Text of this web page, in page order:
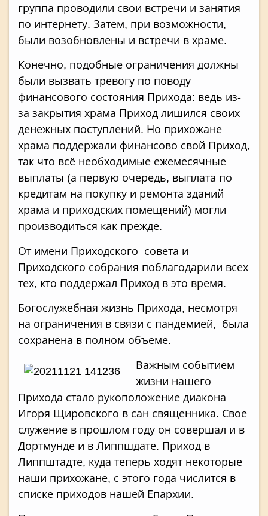
группа проводили свои встречи и занятия
по интернету. Затем, при возможности,
были возобновлены и встречи в храме.
Конечно, подобные ограничения должны
были вызвать тревогу по поводу
финансового состояния Прихода: ведь из-
за закрытия храма Приход лишился своих
денежных поступлений. Но прихожане
храма поддержали финансово свой Приход,
так что всё необходимые ежемесячные
выплаты (а первую очередь, выплата по
кредитам на покупку и ремонта зданий
храма и приходских помещений) могли
производиться как прежде.
От имени Приходского совета и
Приходского собрания поблагодарили всех
тех, кто поддержал Приход в это время.
Богослужебная жизнь Прихода, несмотря
на ограничения в связи с пандемией, была
сохранена в полном объеме.
Важным событием
жизни нашего
Прихода стало рукоположение диакона
Игоря Щировского в сан священника. Свое
служение в прошлом году он совершал и в
Дортмунде и в Липпшдате. Приход в
Липпштадте, куда теперь ходят некоторые
наши прихожане, с этого года числится в
списке приходов нашей Епархии.